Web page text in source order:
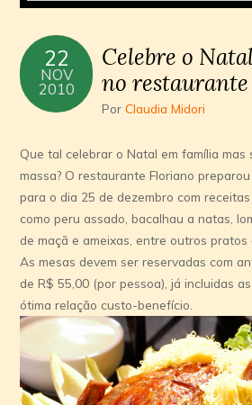
22
NOV
2010
Celebre o
no restaurante
PorClaudia Midori
Que tal celebrar o Natal em família mas
massa? O restaurante Floriano
para o dia 25 de dezembro com
como peru assado, bacalhau a natas,
de maçã e ameixas, entre outros pratos
As mesas devem ser reservadas com
de R$ 55,00 (por pessoa), já incluidas
ótima relação custo-benefício.